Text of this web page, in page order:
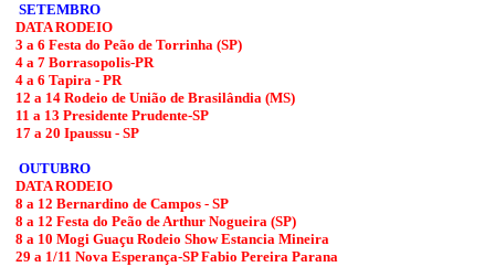
SETEMBRO
DATA RODEIO
3 a 6 Festa do Peão de Torrinha (SP)
4 a 7 Borrasopolis-PR
4 a 6 Tapira - PR
12 a 14 Rodeio de União de Brasilândia (MS)
11 a 13 Presidente Prudente-SP
17 a 20 Ipaussu - SP
OUTUBRO
DATA RODEIO
8 a 12 Bernardino de Campos - SP
8 a 12 Festa do Peão de Arthur Nogueira (SP)
8 a 10 Mogi Guaçu Rodeio Show Estancia Mineira
29 a 1/11 Nova Esperança-SP Fabio Pereira Parana